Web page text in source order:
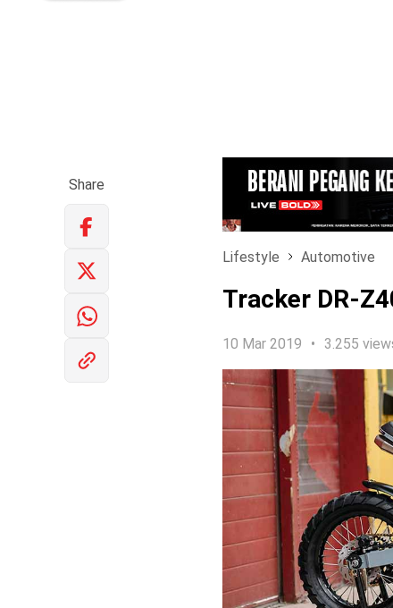
benefit
menarik
Share
Lifestyle Automotive
Tracker DR-
10 Mar 2019 3.255